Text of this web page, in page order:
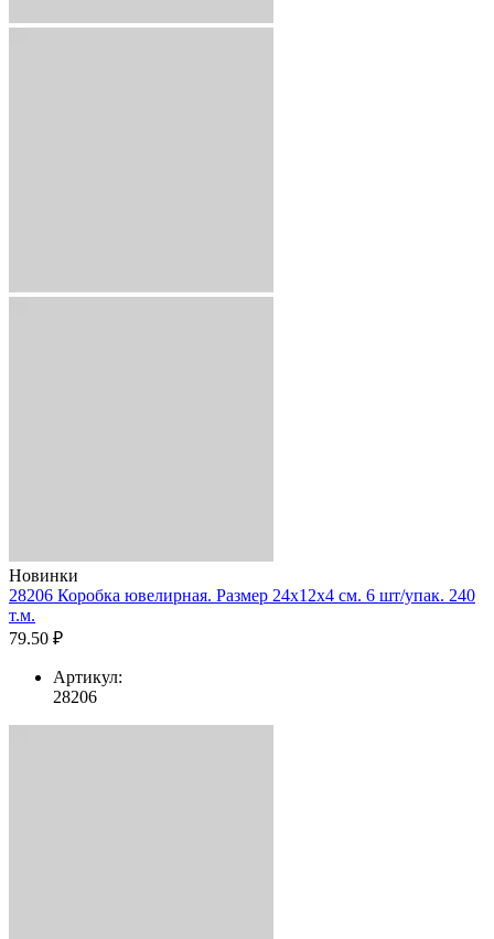
Новинки
28206 Коробка ювелирная. Размер 24x12x4 см. 6 шт/упак. 240
т.м.
79.50 ₽
Артикул:
28206